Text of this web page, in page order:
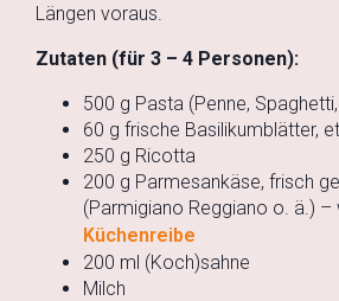
Längen voraus.
Zutaten (für 3 – 4 Personen):
500 g Pasta (Penne,
60 g frische Basilikumblätter,
250 g Ricotta
200 g Parmesankäse, frisch
(Parmigiano Reggiano o. ä.) –
Küchenreibe
200 ml (Koch)sahne
Milch